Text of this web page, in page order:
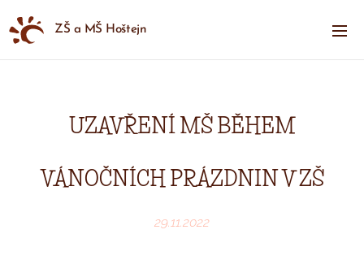
ZŠ a MŠ Hoštejn
UZAVŘENÍ MŠ BĚHEM
VÁNOČNÍCH PRÁZDNIN V ZŠ
29.11.2022